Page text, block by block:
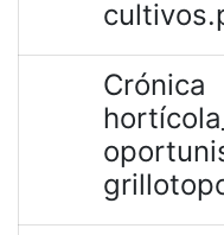
Crónica